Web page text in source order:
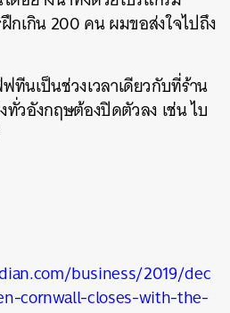
กเกิน 200 คน ผมขอส่งใจไปถึง
ทีนเป็นช่วงเวลาเดียวกับที่ร้าน
วอังกฤษต้องปิดตัวลง เช่น ไบ
business/2019/dec
cornwall-closes-with-the-